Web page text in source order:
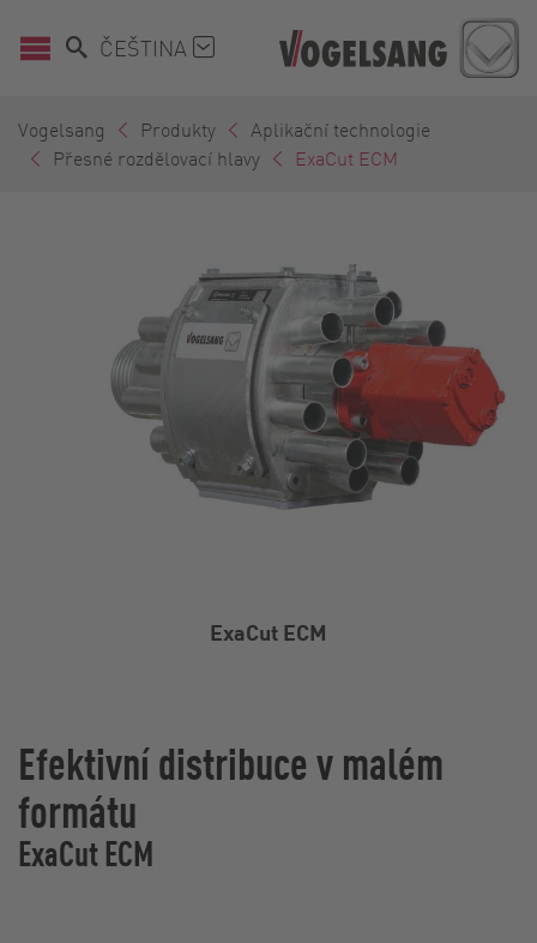
ČEŠTINA
Vogelsang Produkty
Aplikační technologie
Přesné rozdělovací hlavy
ExaCut ECM
ExaCut ECM
Efektivní distribuce v malém
formátu
ExaCut ECM